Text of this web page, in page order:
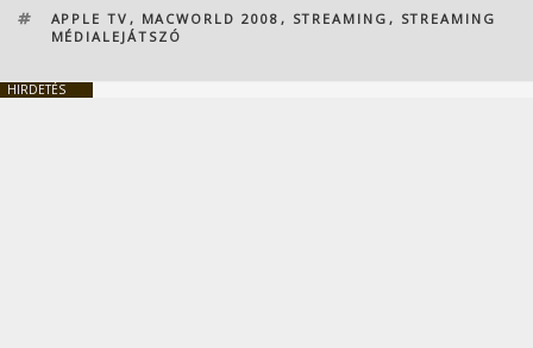
CÍMKÉK
APPLE TV , MACWORLD 2008 , STREAMING , STREAMING
MÉDIALEJÁTSZÓ
HIRDETÉS